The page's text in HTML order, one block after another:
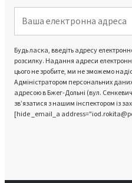
Будь ласка, введіть адресу
розсилку. Надання адреси
цього не зробите, ми не зможемо
Адміністратором персональних
адресою в Бжег-Дольні (вул.
зв’язатися з нашим інспектором із
[hide _email_a